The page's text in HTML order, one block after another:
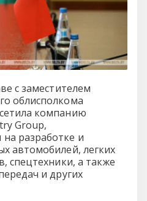
с заместителем
облисполкома
компанию
Group,
разработке и
автомобилей, легких
спецтехники, а также
и других